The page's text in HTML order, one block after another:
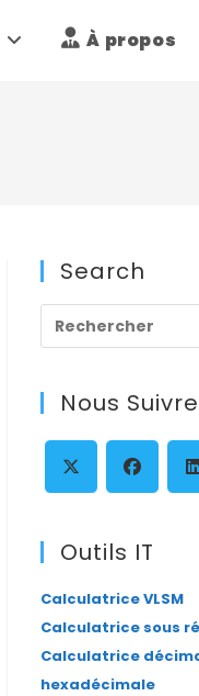
À propos
Search
Nous
dans
un
nouvel
onglet
dans
nouvel
onglet
Outils IT
Calculatrice VLSM
Calculatrice sous
Calculatrice
hexadécimale